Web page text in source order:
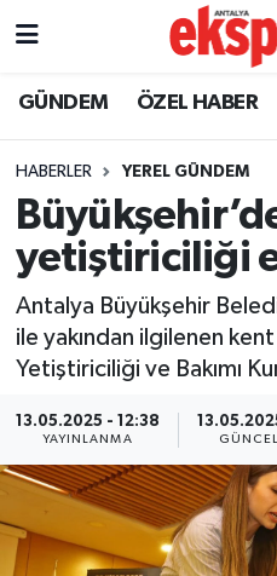
GÜNDEM ÖZEL HABER
HABERLER YEREL GÜNDEM
yetiştiriciliği
Antalya Büyükşehir
ile yakından ilgilenen
Yetiştiriciliği ve Bakımı
13.05.2025 - 12:38
YAYINLANMA
ÖZEL HABER
YEREL GÜNDEM
EKONOMİ
KÜLTÜR - SANAT
SİYASET
SAĞLIK
Nöbetçi Eczaneler
Trafik Durumu
Süper Lig Puan
Tüm Manşetler
Haber Arşivi